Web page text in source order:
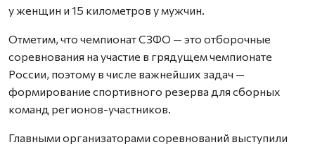
у женщин и 15 километров у мужчин.
Отметим, что чемпионат СЗФО — это отборочные
соревнования на участие в грядущем чемпионате
России, поэтому в числе важнейших задач —
формирование спортивного резерва для сборных
команд регионов-участников.
Главными организаторами соревнований выступили